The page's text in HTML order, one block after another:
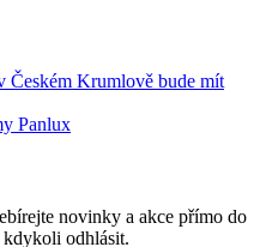
Českém Krumlově bude mít
Panlux
novinky a akce přímo do
kdykoli odhlásit.